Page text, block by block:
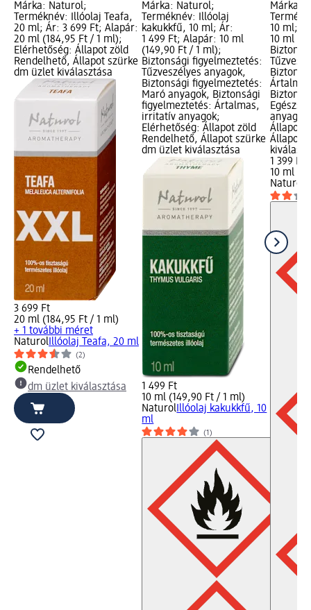
Márka: Naturol;
Terméknév: Illóolaj Teafa,
20 ml; Ár: 3 699 Ft; Alapár:
20 ml (184,95 Ft / 1 ml);
Elérhetőség: Állapot zöld
Rendelhető, Állapot szürke
dm üzlet kiválasztása
3 699 Ft
20 ml (184,95 Ft / 1 ml)
+ 1 további méret
NaturolIllóolaj Teafa, 20 ml
(2)
Rendelhető
dm üzlet kiválasztása
Márka: Naturol;
Terméknév: Illóolaj
kakukkfű, 10 ml; Ár:
1 499 Ft; Alapár: 10 ml
(149,90 Ft / 1 ml);
Biztonsági figyelmeztetés:
Tűzveszélyes anyagok,
Biztonsági figyelmeztetés:
Maró anyagok, Biztonsági
figyelmeztetés: Ártalmas,
irritatív anyagok;
Elérhetőség: Állapot zöld
Rendelhető, Állapot szürke
dm üzlet kiválasztása
1 499 Ft
10 ml (149,90 Ft / 1 ml)
NaturolIllóolaj kakukkfű, 10
ml
(1)
Márka:
10 ml;
10 ml
Állapot
Állapot
1 399 Ft
10 ml
Naturol